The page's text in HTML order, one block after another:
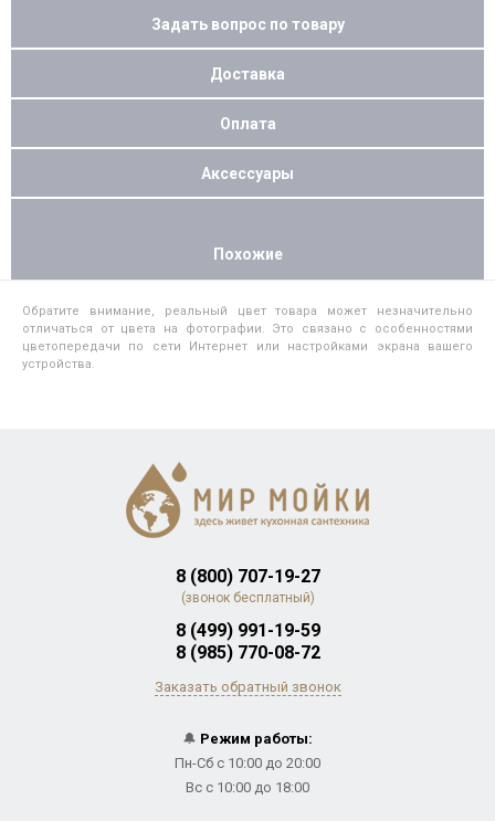
Задать вопрос по товару
Доставка
Оплата
Аксессуары
Похожие
Обратите внимание, реальный цвет товара может незначительно
отличаться от цвета на фотографии. Это связано с особенностями
цветопередачи по сети Интернет или настройками экрана вашего
устройства.
8 (800) 707-19-27
(звонок бесплатный)
8 (499) 991-19-59
8 (985) 770-08-72
Заказать обратный звонок
🔔 Режим работы:
Пн-Сб с 10:00 до 20:00
Вс с 10:00 до 18:00